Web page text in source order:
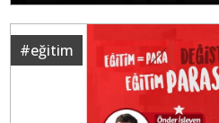
#eğitim